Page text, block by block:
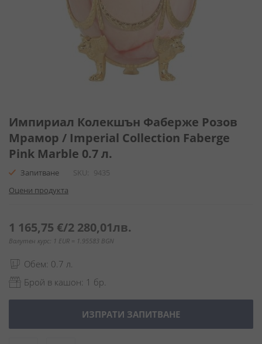
към
началото
на
галерия
снимки
Импириал Колекшън Фаберже Розов
Мрамор / Imperial Collection Faberge
Pink Marble 0.7 л.
Запитване SKU
9435
Оцени продукта
1 165,75 €/2 280,01лв.
Валутен курс: 1 EUR = 1.95583 BGN
Обем: 0.7 л.
Брой в кашон: 1 бр.
ИЗПРАТИ ЗАПИТВАНЕ